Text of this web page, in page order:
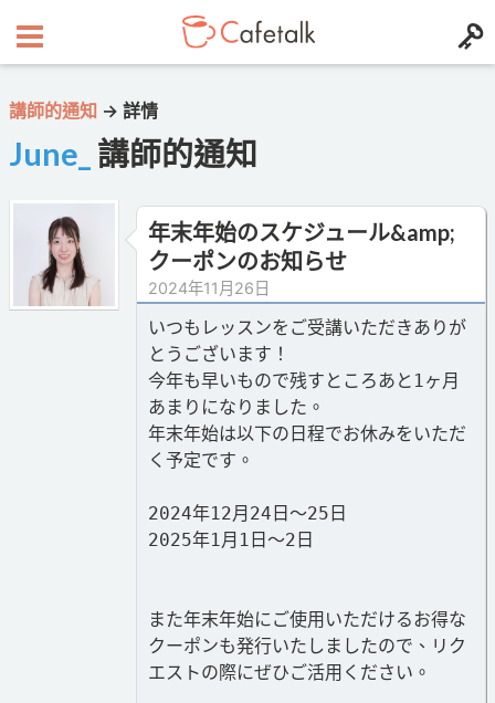
講師的通知 → 詳情
June_ 講師的通知
年末年始のスケジュール&amp;
クーポンのお知らせ
2024年11月26日
いつもレッスンをご受講いただきありが
とうございます！
今年も早いもので残すところあと1ヶ月
あまりになりました。
年末年始は以下の日程でお休みをいただ
く予定です。
2024年12月24日〜25日
2025年1月1日〜2日
また年末年始にご使用いただけるお得な
クーポンも発行いたしましたので、リク
エストの際にぜひご活用ください。